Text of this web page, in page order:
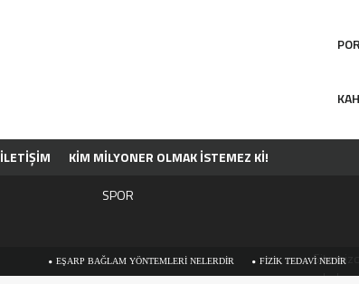
İLETİŞİM
KIM MILYONER OLMAK İSTEMEZ KI!
SPOR
ve haber
EŞARP BAĞLAM YÖNTEMLERI NELERDIR FIZIK TEDAVI NEDIR